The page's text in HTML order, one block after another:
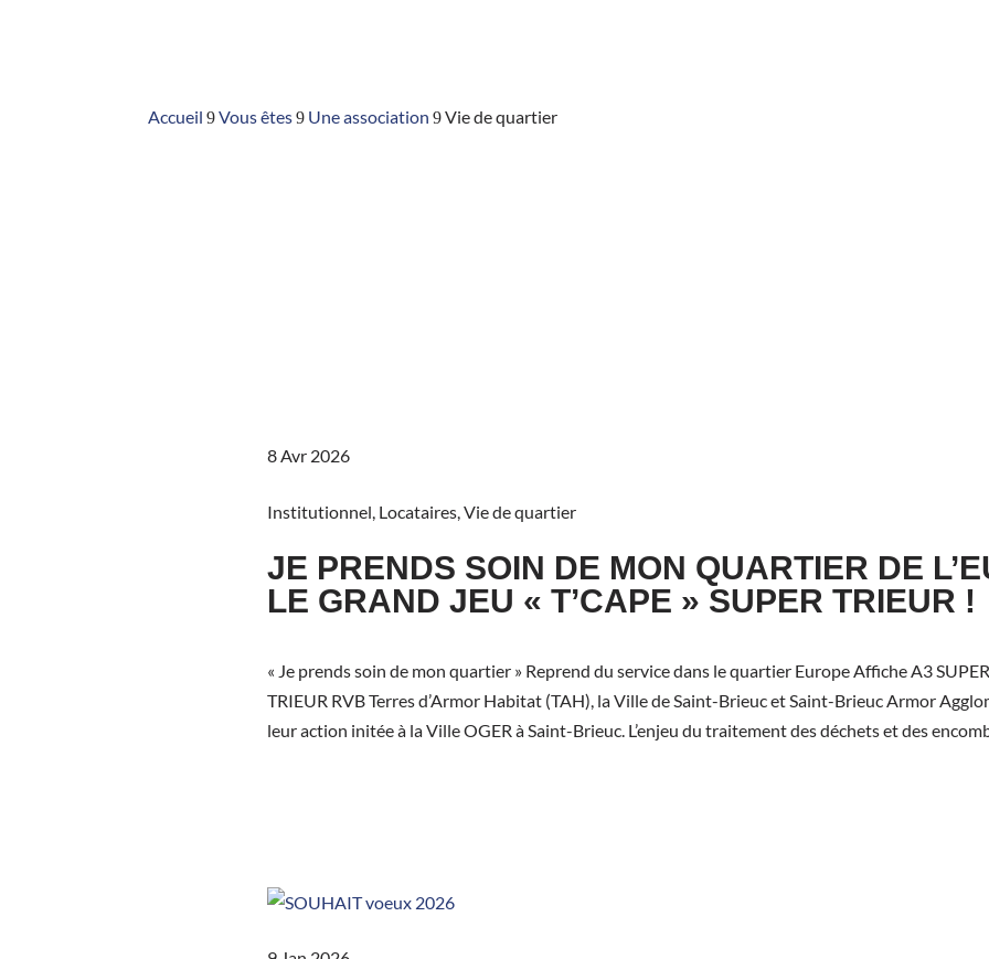
Accueil 9 Vous êtes 9 Une association 9 Vie de quartier
8 Avr 2026
Institutionnel Locataires, Vie de quartier
JE PRENDS SOIN DE MON QUARTIER DE
LE GRAND JEU « T’CAPE » SUPER TRIEUR !
« Je prends soin de mon quartier » Reprend du service dans le quartier Europe Affiche A3
TRIEUR RVB Terres d’Armor Habitat (TAH), la Ville de Saint-Brieuc et Saint-Brieuc Armor
leur action initée à la Ville OGER à Saint-Brieuc. L’enjeu du traitement des déchets et des